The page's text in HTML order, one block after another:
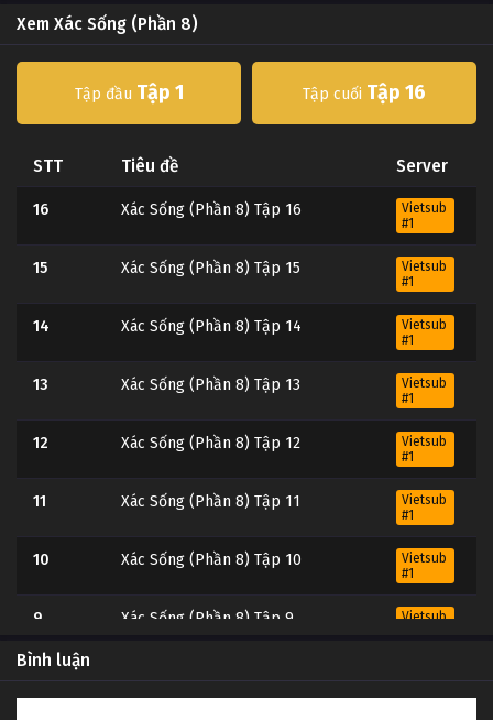
Xem Xác Sống (Phần 8)
Tập đầu Tập 1 Tập cuối Tập 16
STT Tiêu đề Server
16 Xác Sống (Phần 8) Tập 16
Vietsub
#1
15 Xác Sống (Phần 8) Tập 15
Vietsub
#1
14 Xác Sống (Phần 8) Tập 14
Vietsub
#1
13 Xác Sống (Phần 8) Tập 13
Vietsub
#1
12 Xác Sống (Phần 8) Tập 12
Vietsub
#1
11 Xác Sống (Phần 8) Tập 11
Vietsub
#1
10 Xác Sống (Phần 8) Tập 10
Vietsub
#1
9 Xác Sống (Phần 8) Tập 9
Vietsub
8 Xác Sống (Phần 8) Tập 8
Bình luận